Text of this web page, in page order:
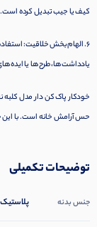
کیف یا جیب تبدیل کرده
6. الهام‌بخش خلاقیت:
یادداشت‌ها، طرح‌ها یا
خودکار پاک کن دار مدل کلبه
حس آرامش خانه است. با این
توضیحات تکمیلی
جنس بدنه پلاستیک